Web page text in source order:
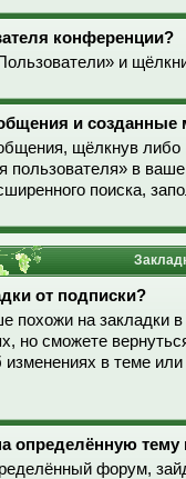
конференции?
и
и
щёлкнув
пользователя» в
поиска,
от подписки?
похожи на
но сможете
изменениях в теме
определённую
форум,